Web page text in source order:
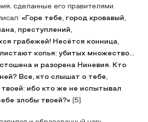
сделанные его правителями.
«Горе тебе, город кровавый,
преступлений,
грабежей! Несётся конница,
копья: убитых множество…
и разорена Ниневия. Кто
Все, кто слышат о тебе,
ибо кто же не испытывал
злобы твоей?»
[5].